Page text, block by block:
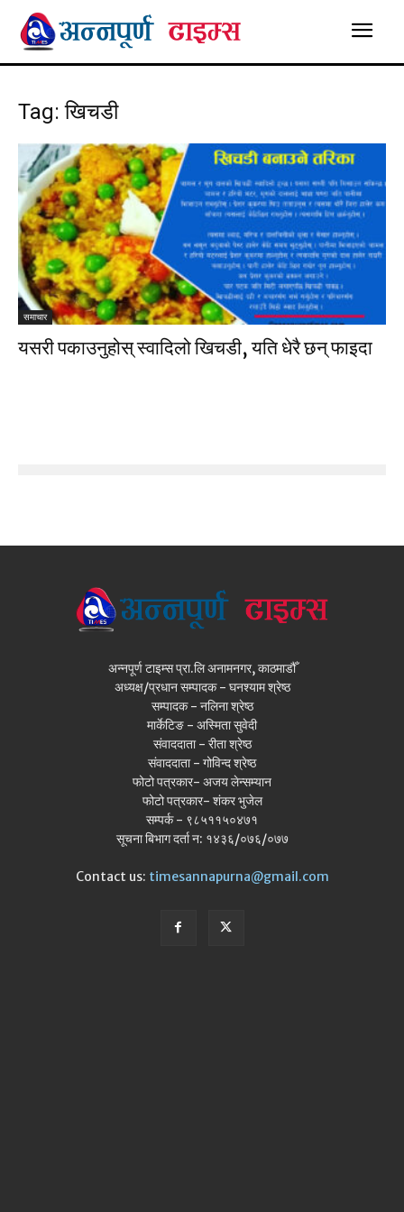
Tag: खिचडी
समाचार
यसरी पकाउनुहोस् स्वादिलो खिचडी, यति धेरै छन् फाइदा
अन्नपूर्ण टाइम्स प्रा.लि अनामनगर, काठमाडौँ
अध्यक्ष/प्रधान सम्पादक - घनश्याम श्रेष्ठ
सम्पादक - नलिना श्रेष्ठ
मार्केटिङ - अस्मिता सुवेदी
संवाददाता - रीता श्रेष्ठ
संवाददाता - गोविन्द श्रेष्ठ
फोटो पत्रकार- अजय लेन्सम्यान
फोटो पत्रकार- शंकर भुजेल
सम्पर्क - ९८५११५०४७१
सूचना बिभाग दर्ता न: १४३६/०७६/०७७
Contact us: timesannapurna@gmail.com